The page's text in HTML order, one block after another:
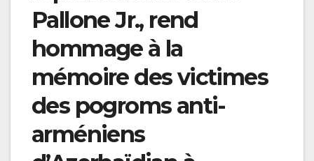
Pallone Jr., rend
hommage à la
mémoire des victimes
des pogroms anti-
arméniens